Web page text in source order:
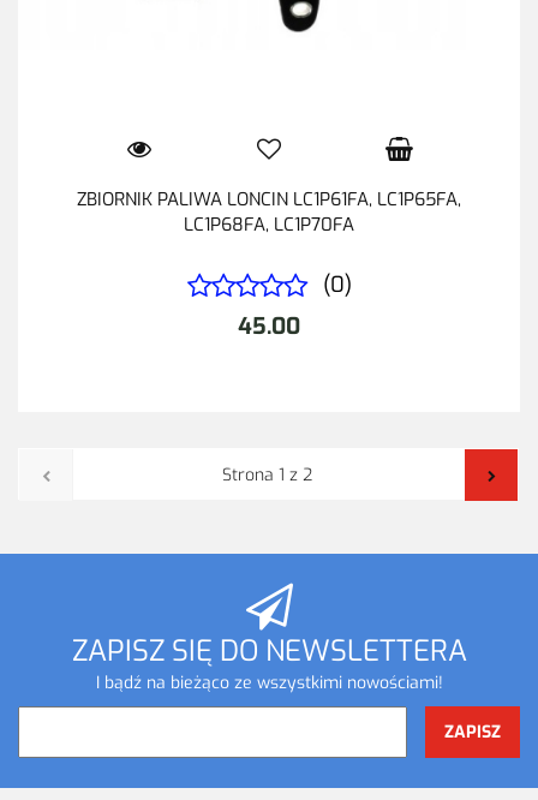
ZBIORNIK PALIWA LONCIN LC1P61FA, LC1P65FA,
LC1P68FA, LC1P70FA
(0)
45.00
ZAPISZ SIĘ DO NEWSLETTERA
I bądź na bieżąco ze wszystkimi nowościami!